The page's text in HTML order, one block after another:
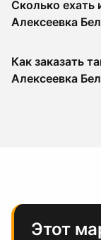
Сколько ехать
Алексеевка
Как заказать
Алексеевка
Этот